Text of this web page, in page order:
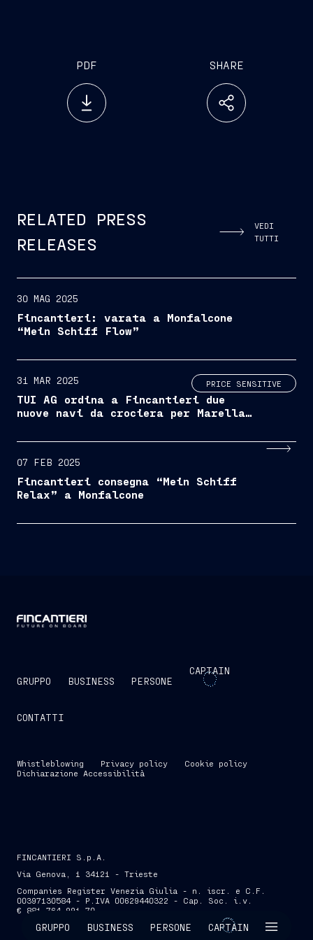
GRUPPO BUSINESS PERSONE CAPTAIN
PDF SHARE
RELATED PRESS
RELEASES
VEDI
TUTTI
30 MAG 2025
Fincantieri: varata a Monfalcone
“Mein Schiff Flow”
31 MAR 2025
TUI AG ordina a Fincantieri due
nuove navi da crociera per Marella
PRICE SENSITIVE
07 FEB 2025
Fincantieri consegna “Mein Schiff
Relax” a Monfalcone
GRUPPO BUSINESS PERSONE
CAPTAIN
CONTATTI
Whistleblowing Privacy policy
Cookie policy
Dichiarazione Accessibilità
FINCANTIERI S.p.A.
Via Genova, 1 34121 - Trieste
Companies Register Venezia Giulia - n. iscr. e C.F.
00397130584 - P.IVA 00629440322 - Cap. Soc. i.v.
€ 881.764.991,70